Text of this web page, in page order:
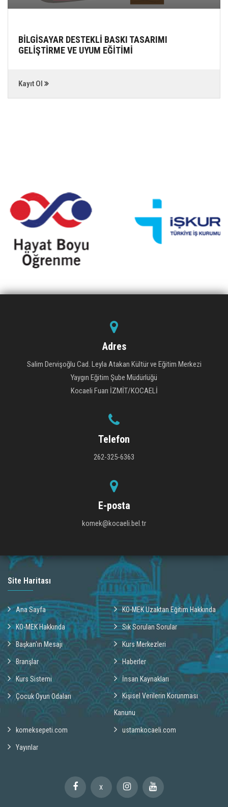
BİLGİSAYAR DESTEKLİ BASKI TASARIMI
GELİŞTİRME VE UYUM EĞİTİMİ
Kayıt Ol
Adres
Salim Dervişoğlu Cad. Leyla Atakan Kültür ve Eğitim Merkezi
Yaygın Eğitim Şube Müdürlüğü
Kocaeli Fuarı İZMİT/KOCAELİ
Telefon
262-325-6363
E-posta
komek@kocaeli.bel.tr
Site Haritası
Ana Sayfa KO-MEK Uzaktan Eğitim Hakkında
KO-MEK Hakkında Sık Sorulan Sorular
Başkan'ın Mesajı Kurs Merkezleri
Branşlar Haberler
Kurs Sistemi İnsan Kaynakları
Çocuk Oyun Odaları Kişisel Verilerin Korunması
Kanunu
komeksepeti.com ustamkocaeli.com
Yayınlar
X